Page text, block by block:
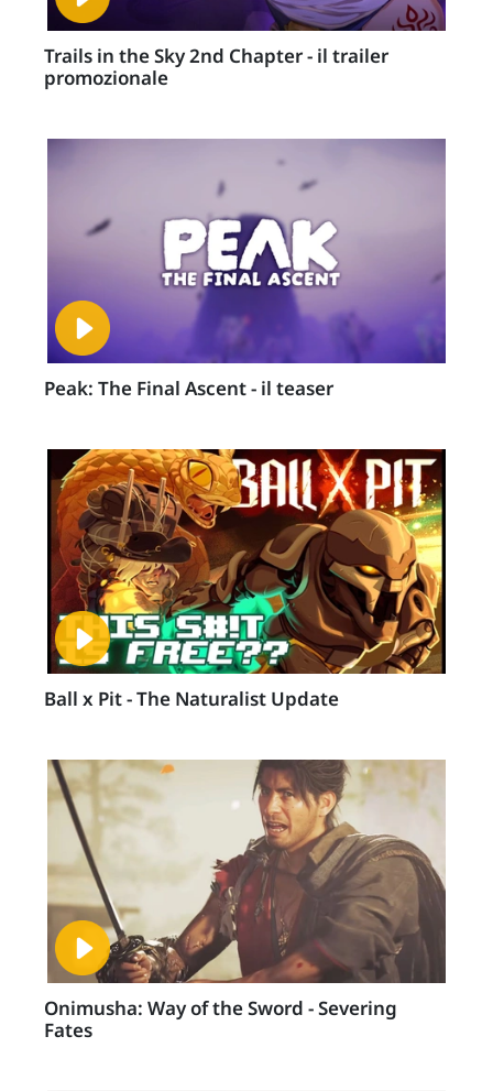
Trails in the Sky 2nd Chapter - il trailer
promozionale
Peak: The Final Ascent - il teaser
Ball x Pit - The Naturalist Update
Onimusha: Way of the Sword - Severing
Fates